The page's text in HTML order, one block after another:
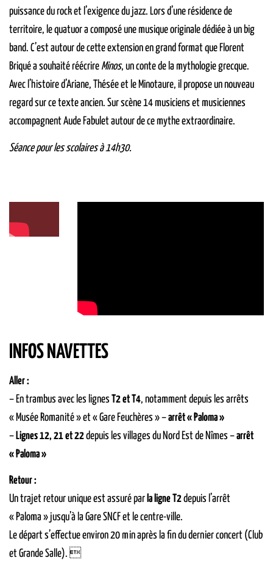
puissance du rock et l’exigence du jazz. Lors d’une résidence de
territoire, le quatuor a composé une musique originale dédiée à un big
band. C’est autour de cette extension en grand format que Florent
Briqué a souhaité réécrire Minos, un conte de la mythologie grecque.
Avec l’histoire d’Ariane, Thésée et le Minotaure, il propose un nouveau
regard sur ce texte ancien. Sur scène 14 musiciens et musiciennes
accompagnent Aude Fabulet autour de ce mythe extraordinaire.
Séance pour les scolaires à 14h30.
INFOS NAVETTES
Aller :
– En trambus avec les lignes T2 et T4, notamment depuis les arrêts
« Musée Romanité » et « Gare Feuchères » –arrêt « Paloma »
– Lignes 12, 21 et 22depuis les villages du Nord Est de Nîmes –arrêt
« Paloma »
Retour :
Un trajet retour unique est assuré par la ligne T2depuis l’arrêt
« Paloma » jusqu’à la Gare SNCF et le centre-ville.
Le départ s’effectue environ 20 min après la fin du dernier concert (Club
et Grande Salle). 